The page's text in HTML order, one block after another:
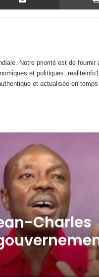
Notre priorité est de fournir
et politiques.
et actualisée en temps
Charles